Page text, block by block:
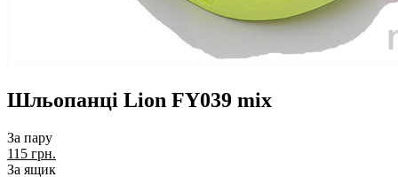
Шльопанці Lion FY039 mix
За пару
115 грн.
За ящик